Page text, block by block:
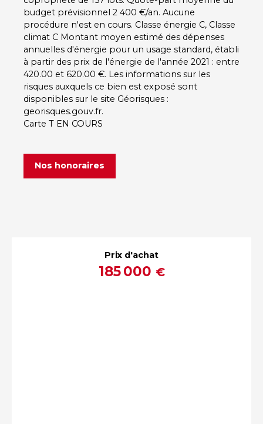
budget prévisionnel 2 400 €/an. Aucune
procédure n'est en cours. Classe énergie C, Classe
climat C Montant moyen estimé des dépenses
annuelles d'énergie pour un usage standard, établi
à partir des prix de l'énergie de l'année 2021 : entre
420.00 et 620.00 €. Les informations sur les
risques auxquels ce bien est exposé sont
disponibles sur le site Géorisques :
georisques.gouv.fr.
Carte T EN COURS
Nos honoraires
Prix d'achat
185 000 €